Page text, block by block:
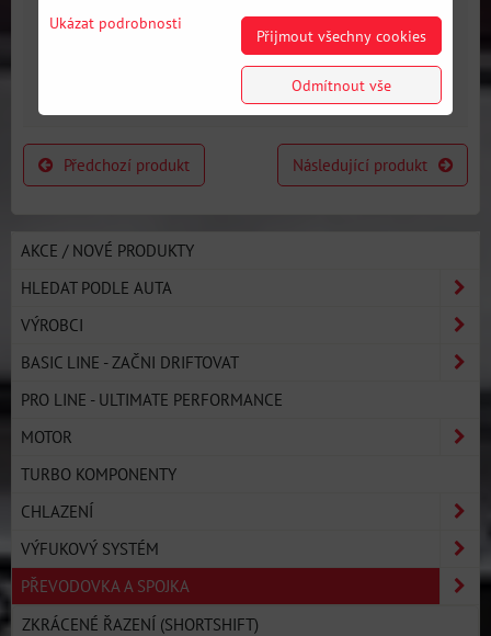
8HP70 / M57N / M57N2
GS6-53DZ E90 330D
8HP70 / M57N / M57N2
GS6-53DZ E90 330D
E60 530D (VERTICAL)
Předchozí produkt Následující produkt
AKCE / NOVÉ PRODUKTY
HLEDAT PODLE AUTA
VÝROBCI
BASIC LINE - ZAČNI DRIFTOVAT
PRO LINE - ULTIMATE PERFORMANCE
MOTOR
TURBO KOMPONENTY
CHLAZENÍ
VÝFUKOVÝ SYSTÉM
PŘEVODOVKA A SPOJKA
ZKRÁCENÉ ŘAZENÍ (SHORTSHIFT)
Ukázat podrobnosti
Přijmout všechny cookies
Odmítnout vše